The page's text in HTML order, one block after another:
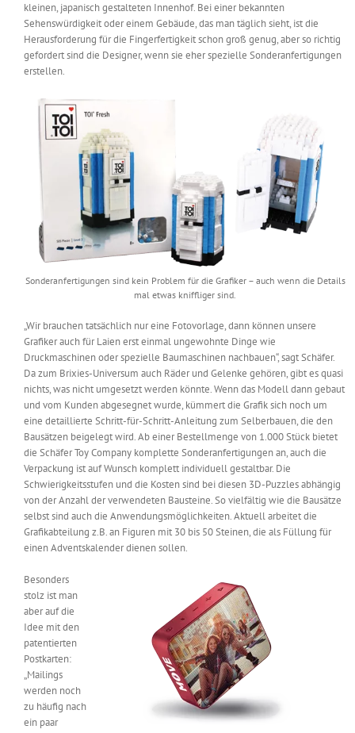
kleinen, japanisch gestalteten Innenhof. Bei einer bekannten
Sehenswürdigkeit oder einem Gebäude, das man täglich sieht, ist die
Herausforderung für die Fingerfertigkeit schon groß genug, aber so richtig
gefordert sind die Designer, wenn sie eher spezielle Sonderanfertigungen
erstellen.
Sonderanfertigungen sind kein Problem für die Grafiker – auch wenn die Details
mal etwas kniffliger sind.
„Wir brauchen tatsächlich nur eine Fotovorlage, dann können unsere
Grafiker auch für Laien erst einmal ungewohnte Dinge wie
Druckmaschinen oder spezielle Baumaschinen nachbauen“, sagt Schäfer.
Da zum Brixies-Universum auch Räder und Gelenke gehören, gibt es quasi
nichts, was nicht umgesetzt werden könnte. Wenn das Modell dann gebaut
und vom Kunden abgesegnet wurde, kümmert die Grafik sich noch um
eine detaillierte Schritt-für-Schritt-Anleitung zum Selberbauen, die den
Bausätzen beigelegt wird. Ab einer Bestellmenge von 1.000 Stück bietet
die Schäfer Toy Company komplette Sonderanfertigungen an, auch die
Verpackung ist auf Wunsch komplett individuell gestaltbar. Die
Schwierigkeitsstufen und die Kosten sind bei diesen 3D-Puzzles abhängig
von der Anzahl der verwendeten Bausteine. So vielfältig wie die Bausätze
selbst sind auch die Anwendungsmöglichkeiten. Aktuell arbeitet die
Grafikabteilung z.B. an Figuren mit 30 bis 50 Steinen, die als Füllung für
einen Adventskalender dienen sollen.
Besonders
stolz ist man
aber auf die
Idee mit den
patentierten
Postkarten:
„Mailings
werden noch
zu häufig nach
ein paar